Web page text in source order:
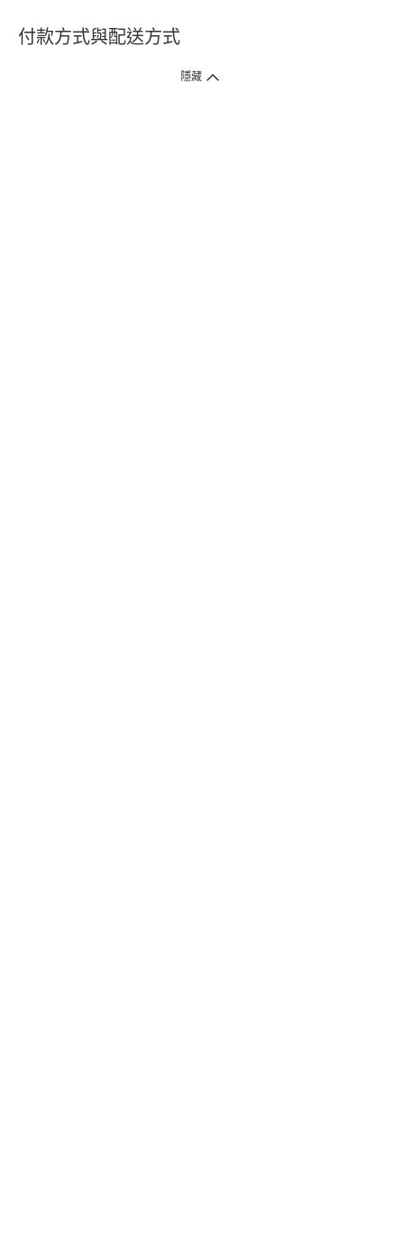
付款方式與配送方式
隱藏